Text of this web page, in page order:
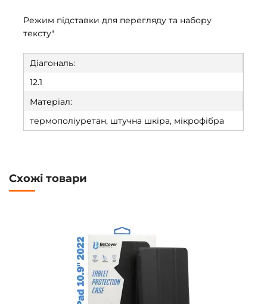
Режим підставки для перегляду та набору
тексту"
Діагональ:
12.1
Матеріал:
термополіуретан, штучна шкіра, мікрофібра
Схожі товари